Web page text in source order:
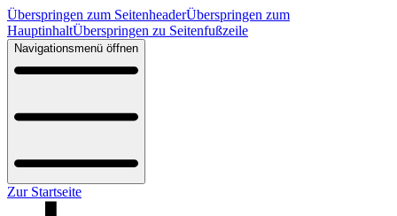
Überspringen zum SeitenheaderÜberspringen zum
HauptinhaltÜberspringen zu Seitenfußzeile
Navigationsmenü öffnen
Zur Startseite